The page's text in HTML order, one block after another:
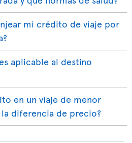
mi crédito de viaje por
aplicable al destino
en un viaje de menor
diferencia de precio?